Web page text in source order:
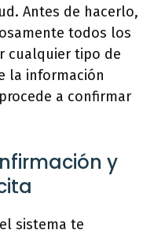
Antes de hacerlo,
todos los
cualquier tipo de
la información
a confirmar
y
sistema te